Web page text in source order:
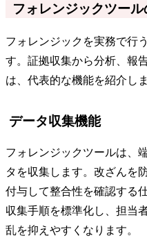
フォレンジックツー
フォレンジックを実務で行
す。証拠収集から分析、報
は、代表的な機能を紹介しま
データ収集機能
フォレンジックツールは、
タを収集します。改ざんを
付与して整合性を確認する
収集手順を標準化し、担当
乱を抑えやすくなります。